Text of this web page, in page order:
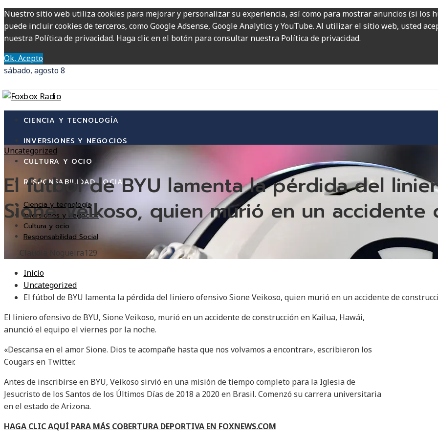
Nuestro sitio web utiliza cookies para mejorar y personalizar su experiencia, así como para mostrar anuncios (si los
puede incluir cookies de terceros, como Google Adsense, Google Analytics y YouTube. Al utilizar el sitio web, usted
nuestra Política de privacidad. Haga clic en el botón para consultar nuestra Política de privacidad.
Ok, Acepto
sábado, agosto 8
CIENCIA Y TECNOLOGÍA
INVERSIONES Y NEGOCIOS
CULTURA Y OCIO
RESPONSABILIDAD SOCIAL
Ciencia y tecnología
Inversiones y negocios
Cultura y ocio
Responsabilidad Social
Uncategorized
El fútbol de BYU lamenta la pérdida del
Sione Veikoso, quien murió en un
Claudia Nogueira129
Inicio
Uncategorized
El fútbol de BYU lamenta la pérdida del liniero ofensivo Sione Veikoso, quien murió en un accidente de
El liniero ofensivo de BYU, Sione Veikoso, murió en un accidente de construcción en Kailua, Hawái,
anunció el equipo el viernes por la noche.
«Descansa en el amor Sione. Dios te acompañe hasta que nos volvamos a encontrar», escribieron los
Cougars en Twitter.
Antes de inscribirse en BYU, Veikoso sirvió en una misión de tiempo completo para la Iglesia de
Jesucristo de los Santos de los Últimos Días de 2018 a 2020 en Brasil. Comenzó su carrera universitaria
en el estado de Arizona.
HAGA CLIC AQUÍ PARA MÁS COBERTURA DEPORTIVA EN FOXNEWS.COM